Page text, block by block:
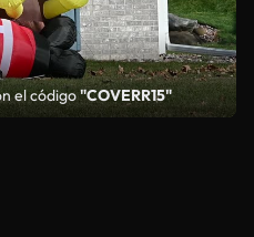
el código"COVERR15"